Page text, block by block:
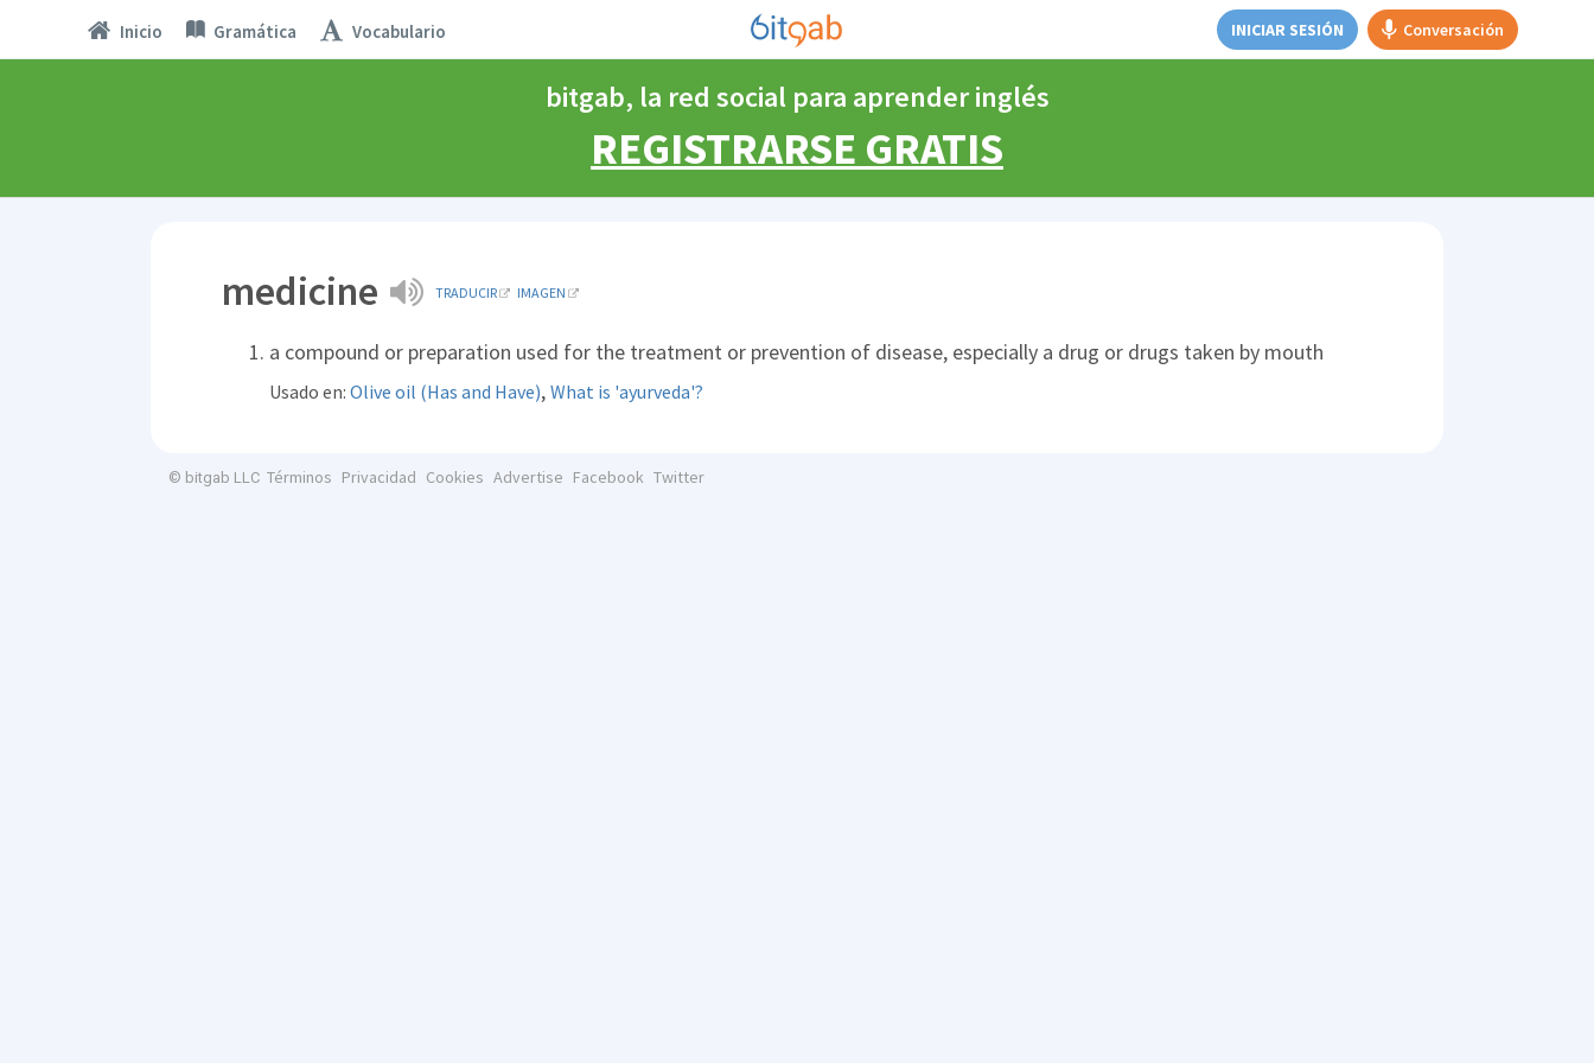
Inicio Gramática Vocabulario INICIAR SESIÓN Conversación
bitgab, la red social para aprender inglés
REGISTRARSE GRATIS
medicine TRADUCIR IMAGEN
a compound or preparation used for the treatment or prevention of disease, especially a drug or drugs taken by mouth
Usado en: Olive oil (Has and Have), What is 'ayurveda'?
© bitgab LLC Términos Privacidad Cookies Advertise Facebook Twitter